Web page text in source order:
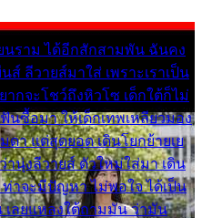
นราม ได้อีกสักสามพัน ฉันคง
ส์ ลีวายส์มาใส่ เพราะเราเป็น
ากจะโชว์ถึงหิวโซ เด็กใต้ก็ไม่
ซื้อมา ให้เด็กเทพเหลียวมอง
ดา แต่สุดยอด เดินโยกย้ายเย
านุ่งลีวายส์ ตัวใหม่ใส่มา เดิน
าจะมีปัญหา ไม่พอใจ ได้เป็น
ลยแหลงใต้ถามมัน ว่ามัน